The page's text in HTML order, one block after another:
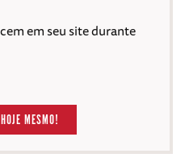
em seu site durante
MESMO!